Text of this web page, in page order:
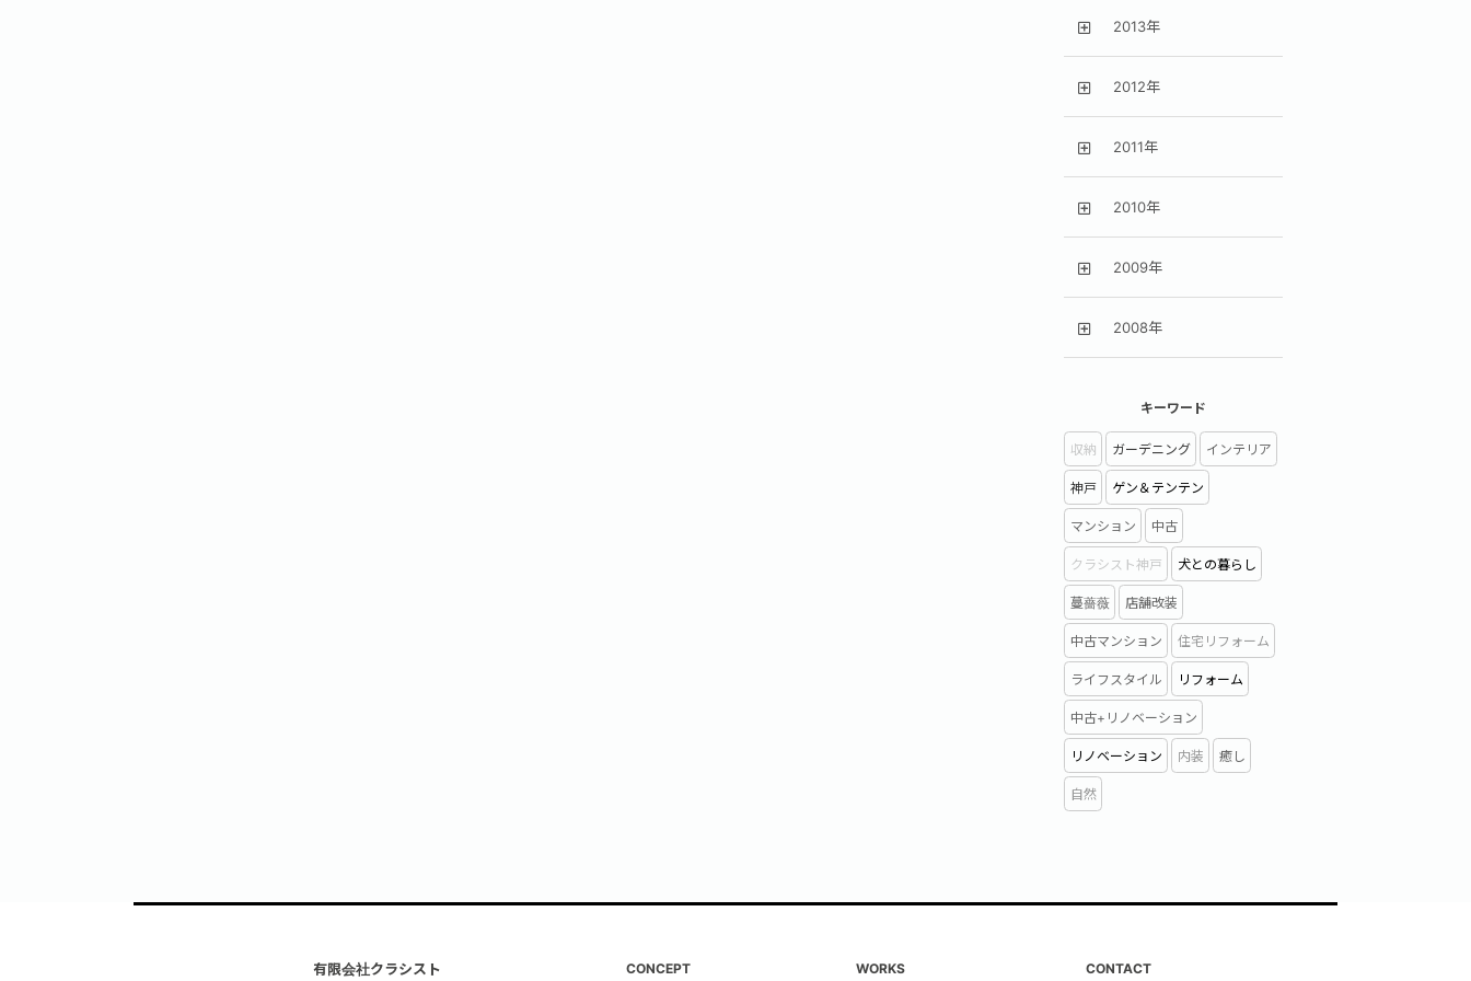
2013年
2012年
2011年
2010年
2009年
2008年
キーワード
収納 ガーデニング インテリア
神戸 ゲン＆テンテン
マンション 中古
クラシスト神戸 犬との暮らし
蔓薔薇 店舗改装
中古マンション 住宅リフォーム
ライフスタイル リフォーム
中古+リノベーション
リノベーション 内装 癒し
自然
有限会社クラシスト CONCEPT WORKS CONTACT